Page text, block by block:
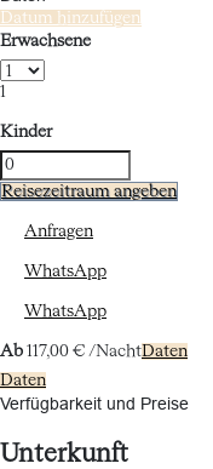
Datum hinzufügen
Erwachsene
1
Kinder
Reisezeitraum angeben
Anfragen
WhatsApp
WhatsApp
Ab 117,00 € /NachtDaten
Daten
Verfügbarkeit und Preise
Unterkunft